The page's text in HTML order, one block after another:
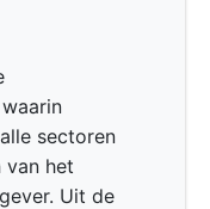
sectoren
het
Uit de